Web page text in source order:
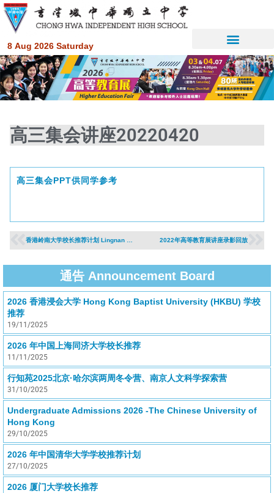
8 Aug 2026 Saturday
高三集会讲座20220420
高三集会PPT供同学参考
香港岭南大学校长推荐计划 Lingnan University Principal’s Nomination Scheme （2022年入学） 2022年高等教育展讲座录影回放
通告 Announcement Board
2026 香港浸会大学 Hong Kong Baptist University (HKBU) 学校
推荐
19/11/2025
2026 年中国上海同济大学校长推荐
11/11/2025
行知苑2025北京·哈尔滨两周冬令营、南京人文科学探索营
31/10/2025
Undergraduate Admissions 2026 -The Chinese University of
Hong Kong
29/10/2025
2026 年中国清华大学学校推荐计划
27/10/2025
2026 厦门大学校长推荐